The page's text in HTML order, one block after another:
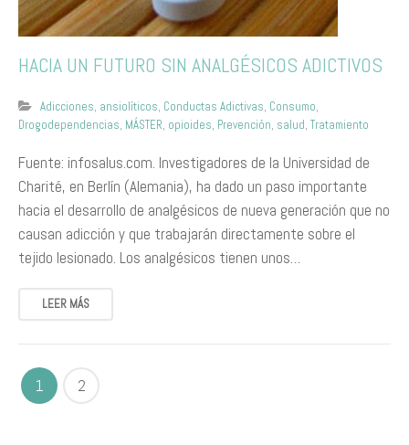
HACIA UN FUTURO SIN ANALGÉSICOS ADICTIVOS
Adicciones, ansiolíticos, Conductas Adictivas, Consumo,
Drogodependencias, MÁSTER, opioides, Prevención, salud, Tratamiento
Fuente: infosalus.com. Investigadores de la Universidad de
Charité, en Berlín (Alemania), ha dado un paso importante
hacia el desarrollo de analgésicos de nueva generación que no
causan adicción y que trabajarán directamente sobre el
tejido lesionado. Los analgésicos tienen unos…
LEER MÁS
1 2